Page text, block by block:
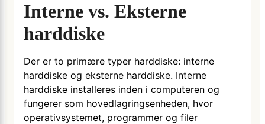
Interne vs. Eksterne
harddiske
Der er to primære typer harddiske: interne
harddiske og eksterne harddiske. Interne
harddiske installeres inden i computeren og
fungerer som hovedlagringsenheden, hvor
operativsystemet, programmer og filer